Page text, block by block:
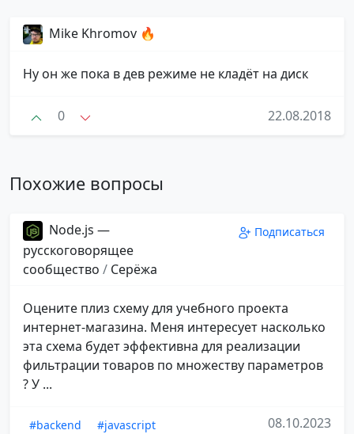
Mike Khromov 🔥
Ну он же пока в дев режиме не кладёт на диск
0 22.08.2018
Похожие вопросы
Node.js —
русскоговорящее
сообщество / Серёжа
Подписаться
Оцените плиз схему для учебного проекта
интернет-магазина. Меня интересует насколько
эта схема будет эффективна для реализации
фильтрации товаров по множеству параметров
? У ...
#backend
#javascript
08.10.2023